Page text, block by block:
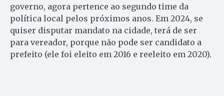
governo, agora pertence ao segundo time da
política local pelos próximos anos. Em 2024, se
quiser disputar mandato na cidade, terá de ser
para vereador, porque não pode ser candidato a
prefeito (ele foi eleito em 2016 e reeleito em 2020).